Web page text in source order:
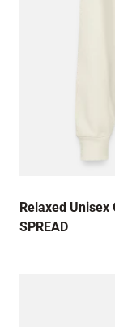
Relaxed
SPREAD